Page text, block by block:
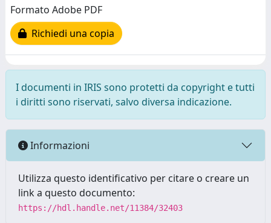
Formato Adobe PDF
Richiedi una copia
I documenti in IRIS sono protetti da copyright e tutti
i diritti sono riservati, salvo diversa indicazione.
Informazioni
Utilizza questo identificativo per citare o creare un
link a questo documento:
https://hdl.handle.net/11384/32403